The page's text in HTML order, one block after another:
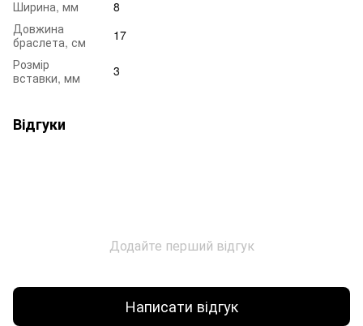
Ширина, мм
8
Довжина
браслета, см
17
Розмір
вставки, мм
3
Відгуки
Додайте перший відгук
Написати відгук